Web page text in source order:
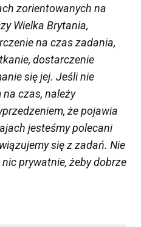
zorientowanych na
Wielka Brytania,
na czas zadania,
dostarczenie
się jej. Jeśli nie
na czas, należy
, żepojawia
jesteśmy polecani
się z zadań. Nie
prywatnie, żeby dobrze